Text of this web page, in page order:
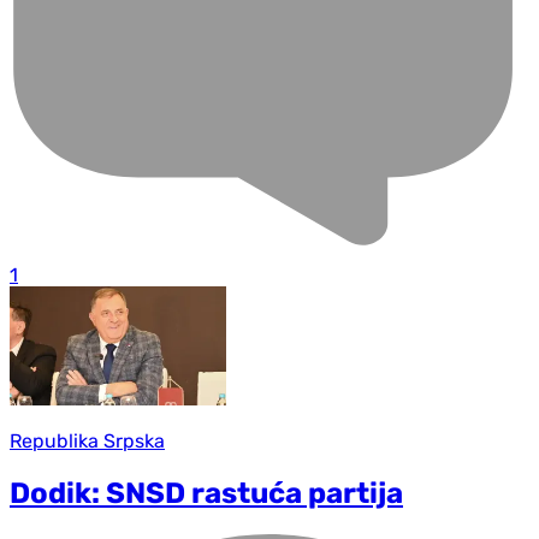
1
Republika Srpska
Dodik: SNSD rastuća partija